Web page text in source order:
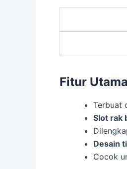
Fitur
Terbuat
Slot rak
Desain
Cocok